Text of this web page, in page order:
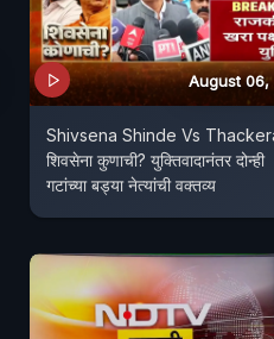
August 06,
Shivsena Shinde Vs
शिवसेना कुणाची? युक्तिवादानंतर दोन्ही
गटांच्या बड्या नेत्यांची वक्तव्य